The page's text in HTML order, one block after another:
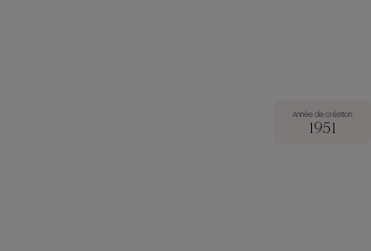
Année de création
1951